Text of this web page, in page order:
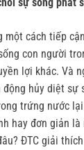
một cách tiếp
con người
lợi khác. Và
hủy diệt sự
trứng nước
hay đơn giản
ĐTC giải